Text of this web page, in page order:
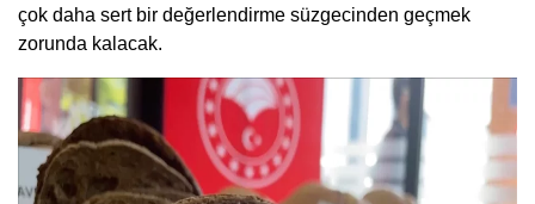
çok daha sert bir değerlendirme süzgecinden geçmek
zorunda kalacak.